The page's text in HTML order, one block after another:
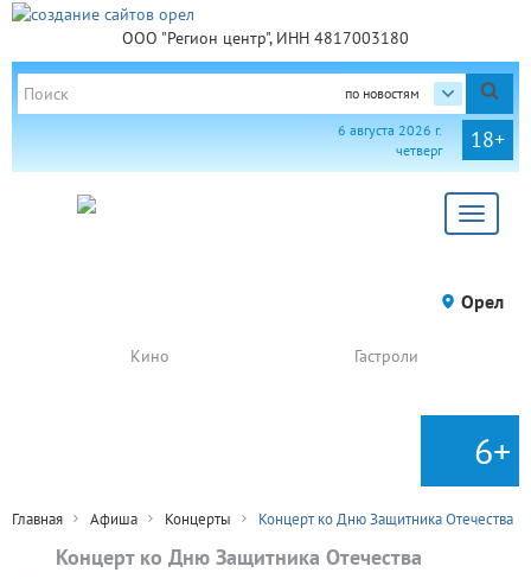
ООО "Регион центр", ИНН 4817003180
по новостям
18+
6 августа 2026 г.
четверг
Toggle
Орел
Кино Гастроли
6+
Главная Афиша Концерты Концерт ко Дню Защитника Отечества
Концерт ко Дню Защитника Отечества